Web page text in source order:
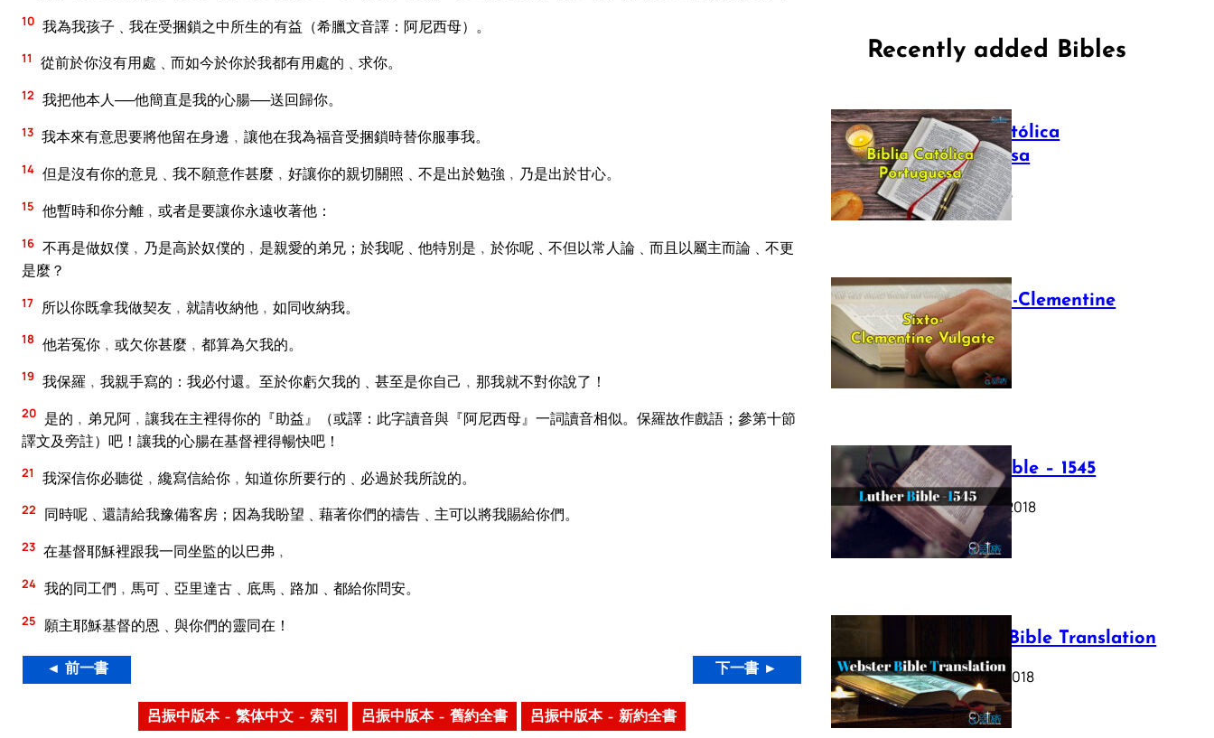
10 我為我孩子﹑我在受捆鎖之中所生的有益（希臘文音譯：阿尼西母）。
11 從前於你沒有用處﹑而如今於你於我都有用處的﹑求你。
12 我把他本人──他簡直是我的心腸──送回歸你。
13 我本來有意思要將他留在身邊﹐讓他在我為福音受捆鎖時替你服事我。
14 但是沒有你的意見﹑我不願意作甚麼﹐好讓你的親切關照﹑不是出於勉強﹐乃是出於甘心。
15 他暫時和你分離﹐或者是要讓你永遠收著他：
16 不再是做奴僕﹐乃是高於奴僕的﹐是親愛的弟兄；於我呢﹑他特別是﹐於你呢﹑不但以常人論﹑而且以屬主而論﹑不更
是麼？
17 所以你既拿我做契友﹐就請收納他﹐如同收納我。
18 他若冤你﹐或欠你甚麼﹐都算為欠我的。
19 我保羅﹐我親手寫的：我必付還。至於你虧欠我的﹑甚至是你自己﹐那我就不對你說了！
20 是的﹐弟兄阿﹐讓我在主裡得你的『助益』（或譯：此字讀音與『阿尼西母』一詞讀音相似。保羅故作戲語；參第十節
譯文及旁註）吧！讓我的心腸在基督裡得暢快吧！
21 我深信你必聽從﹐纔寫信給你﹐知道你所要行的﹑必過於我所說的。
22 同時呢﹑還請給我豫備客房；因為我盼望﹑藉著你們的禱告﹑主可以將我賜給你們。
23 在基督耶穌裡跟我一同坐監的以巴弗﹐
24 我的同工們﹐馬可﹑亞里達古﹑底馬﹑路加﹑都給你問安。
25 願主耶穌基督的恩﹑與你們的靈同在！
◄ 前一書 下一書 ►
呂振中版本 – 繁体中文 – 索引 呂振中版本 – 舊約全書 呂振中版本 – 新約全書
Recently added Bibles
Bíblia Católica
Portuguesa
July 16, 2025
The Sixto-Clementine
Vulgate
July 12, 2025
Luther Bible – 1545
October 17, 2018
Webster Bible Translation
October 11, 2018